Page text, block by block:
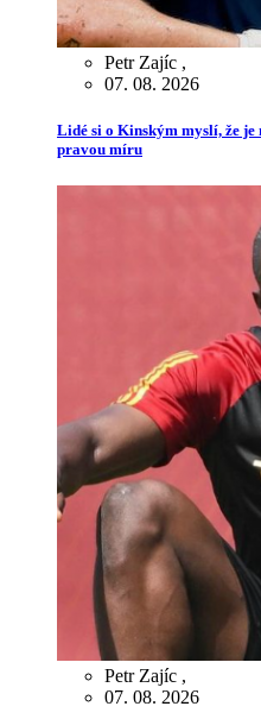
Petr Zajíc ,
07. 08. 2026
Lidé si o Kinským myslí, že je
pravou míru
Petr Zajíc ,
07. 08. 2026